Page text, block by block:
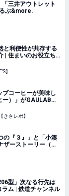
「三井アウトレット
ぶ&more.
と利便性が共存する
| 住まいのお役立ち
】
プコーヒーが美味し
）」がGAULAB横
きさレポ】
『３』」と「小湊
ザーストーリー（千
ンネル
型」次なる行先は
ラム | 鉄道チャンネル